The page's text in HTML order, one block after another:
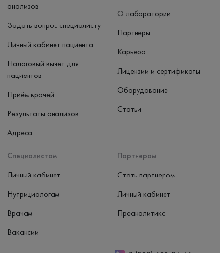
анализов
Задать вопрос специалисту
Личный кабинет пациента
Налоговый вычет для
пациентов
Приём врачей
Результаты анализов
Адреса
Специалистам
Личный кабинет
Нутрициологам
Врачам
Вакансии
Партнерам
Стать партнером
Личный кабинет
Преаналитика
О лаборатории
Партнеры
Карьера
Лицензии и сертификаты
Оборудование
Статьи